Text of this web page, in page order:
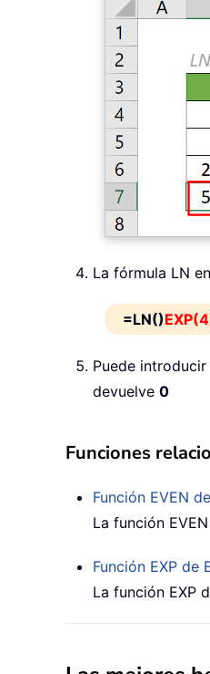
La fórmula LN en
=LN()
Puede
devuelve 0
Funciones
Función EVEN
La función
Función EXP de
La función EXP